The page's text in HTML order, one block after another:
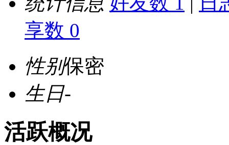
享数 0
性别保密
生日-
活跃概况